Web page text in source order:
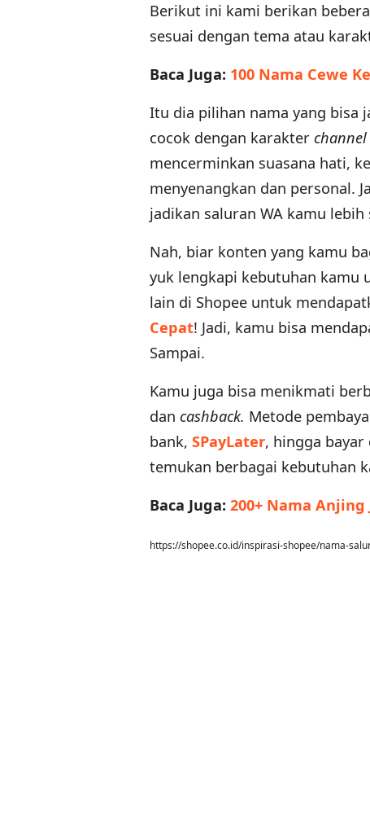
Berikut ini kami berikan
sesuai dengan tema atau
Baca Juga: 100 Nama Cewe
Itu dia pilihan nama yang bisa
cocok dengan karakter channel
mencerminkan suasana hati,
menyenangkan dan personal.
jadikan saluran WA kamu
Nah, biar konten yang kamu
yuk lengkapi kebutuhan
lain di Shopee untuk
Cepat! Jadi, kamu bisa
Sampai.
Kamu juga bisa menikmati
dan cashback. Metode
bank, SPayLater, hingga
temukan berbagai kebutuhan
Baca Juga: 200+ Nama
https://shopee.co.id/inspirasi-shopee/nama-